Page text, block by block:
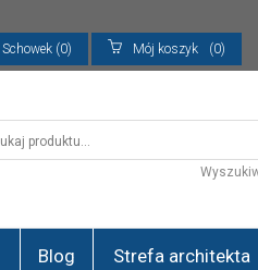
Schowek (0) Mój koszyk (0)
Blog Strefa architekta